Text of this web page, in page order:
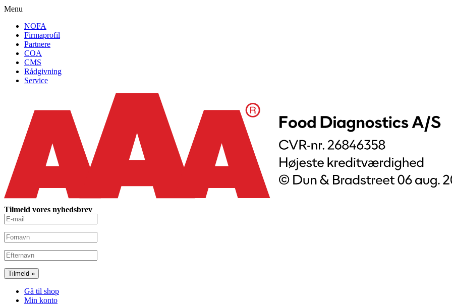
Menu
NOFA
Firmaprofil
Partnere
COA
CMS
Rådgivning
Service
Tilmeld vores nyhedsbrev
Gå til shop
Min konto